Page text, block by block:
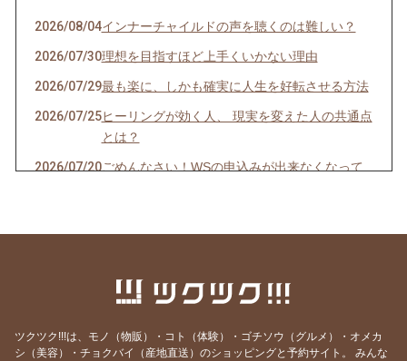
2026/08/04インナーチャイルドの声を聴くのは難しい？
2026/07/30理想を目指すほど上手くいかない理由
2026/07/29最も楽に、しかも確実に人生を好転させる方法
2026/07/25ヒーリングが効く人、 現実を変えた人の共通点
とは？
2026/07/20ごめんなさい！WSの申込みが出来なくなって
も怖くなくなります
あの人を「酷い人」にしていたのは、私だった
2026/07/05
とことん自分と向き合うと人生はここまで変わ
る
ツクツク!!!は、モノ（物販）・コト（体験）・ゴチソウ（グルメ）・オメカ
シ（美容）・チョクバイ（産地直送）のショッピングと予約サイト。
みんな